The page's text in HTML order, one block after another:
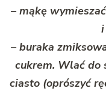
– mąkę
i
– buraka
cukrem. Wlać do
ciasto (oprószyć